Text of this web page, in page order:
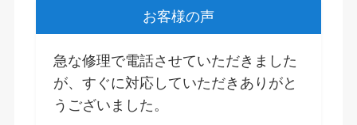
お客様の声
急な修理で電話させていただきました
が、すぐに対応していただきありがと
うございました。